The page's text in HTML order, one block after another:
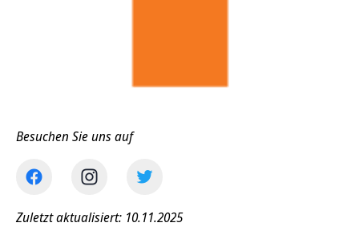
Besuchen Sie uns auf
Zuletzt aktualisiert: 10.11.2025